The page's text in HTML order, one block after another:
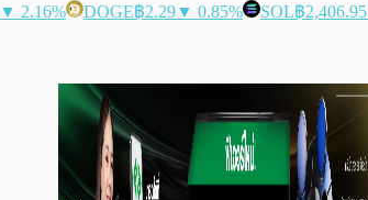
▼ 2.16% DOGE฿2.29▼ 0.85% SOL฿2,406.95